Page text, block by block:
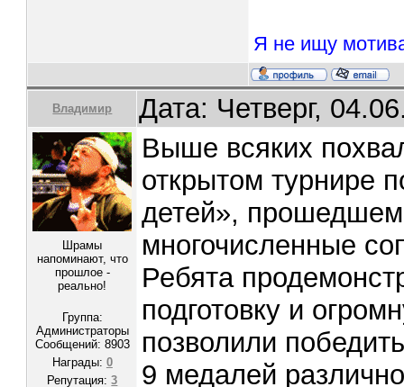
Я не ищу
Владимир Дата: Четверг,
Шрамы
напоминают, что
прошлое -
реально!
Группа:
Администраторы
Сообщений: 8903
Награды: 0
Репутация:3
Выше всяких
открытом турнире
детей»,
многочисленные
Ребята
подготовку и
позволили
9 медалей